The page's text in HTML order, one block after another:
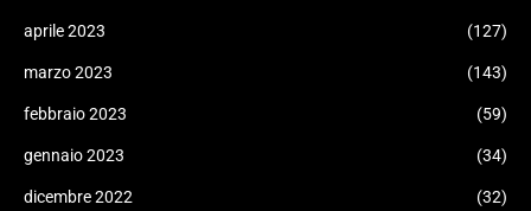
aprile 2023 (127)
marzo 2023 (143)
febbraio 2023 (59)
gennaio 2023 (34)
dicembre 2022 (32)